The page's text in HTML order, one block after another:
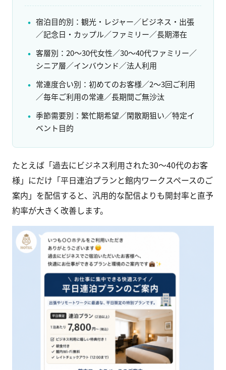
宿泊目的別：観光・レジャー／ビジネス・出張
／記念日・カップル／ファミリー／長期滞在
客層別：20〜30代女性／30〜40代ファミリー／
シニア層／インバウンド／法人利用
常連度合い別：初めてのお客様／2〜3回ご利用
／毎年ご利用の常連／長期間ご無沙汰
季節需要別：繁忙期希望／閑散期狙い／特定イ
ベント目的
たとえば「過去にビジネス利用された30〜40代のお客
様」にだけ「平日連泊プランと館内ワークスペースのご
案内」を配信すると、汎用的な配信よりも開封率と直予
約率が大きく改善します。